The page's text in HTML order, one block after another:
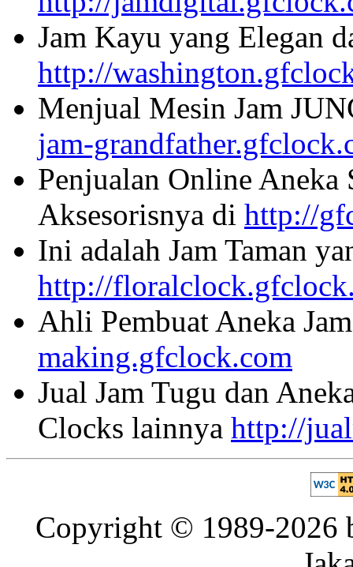
Jam Kayu yang Elegan
http://
Menjual Mesin Jam
jam-
Penjualan Online Aneka
Aksesorisnya di http://
Ini adalah Jam Taman
http://
Ahli Pembuat Aneka
making.gfclock.com
Jual Jam Tugu dan
Clocks lainnya http://
Copyright © 1989-2026